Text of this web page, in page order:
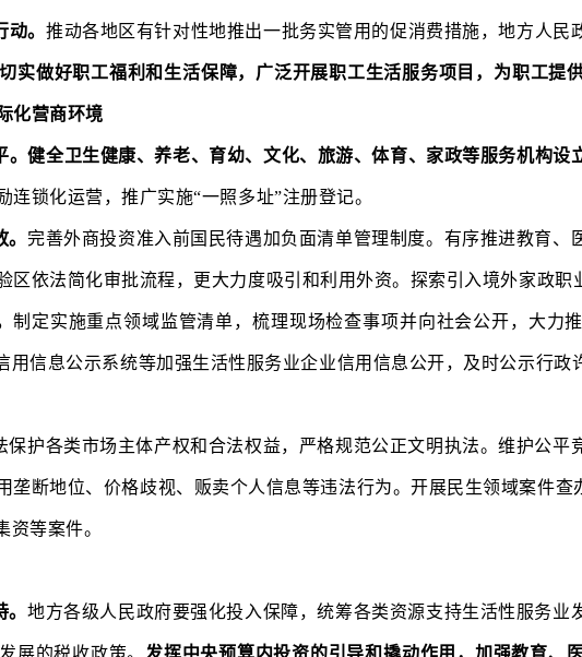
。 推动各地区有针对性地推出一批务实管用的促消费措施，地方人民
实做好职工福利和生活保障，广泛开展职工生活服务项目，为职工提
化营商环境
。健全卫生健康、养老、育幼、文化、旅游、体育、家政等服务机构设
锁化运营，推广实施“一照多址”注册登记。
完善外商投资准入前国民待遇加负面清单管理制度。有序推进教育、
区依法简化审批流程，更大力度吸引和利用外资。探索引入境外家政职
制定实施重点领域监管清单，梳理现场检查事项并向社会公开，大力
用信息公示系统等加强生活性服务业企业信用信息公开，及时公示行
保护各类市场主体产权和合法权益，严格规范公正文明执法。维护公
垄断地位、价格歧视、贩卖个人信息等违法行为。开展民生领域案件查
资等案件。
地方各级人民政府要强化投入保障，统筹各类资源支持生活性服务业
展的税收政策。 发挥中央预算内投资的引导和撬动作用，加强教育、